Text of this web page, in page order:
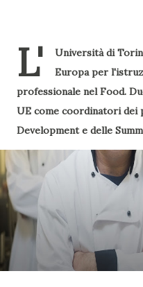
L'
Università di
Europa per
professionale nel Food.
UE come coordinatori
Development e delle